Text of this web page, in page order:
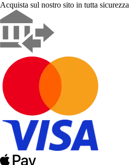
Acquista sul nostro sito in tutta sicurezza